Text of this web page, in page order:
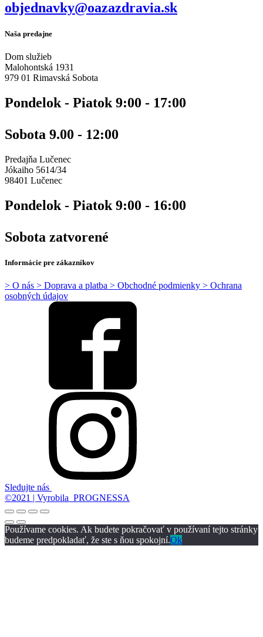
objednavky@oazazdravia.sk
Naša predajne
Dom služieb
Malohontská 1931
979 01 Rimavská Sobota
Pondelok - Piatok 9:00 - 17:00
Sobota 9.00 - 12:00
Predajňa Lučenec
Jókaiho 5614/34
98401 Lučenec
Pondelok - Piatok 9:00 - 16:00
Sobota zatvorené
Informácie pre zákazníkov
> O nás > Doprava a platba > Obchodné podmienky > Ochrana
osobných údajov
Sledujte nás
©2021 | Vyrobila PROGNESSA
Používame cookies. Ak budete pokračovať v používaní tejto stránky
budeme predpokladať, že ste s ňou spokojní.Ok